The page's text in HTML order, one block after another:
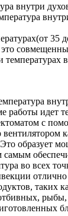
внутри
35
работы идет
с
вентилятором
образует
самым
во всех
отлично
таких